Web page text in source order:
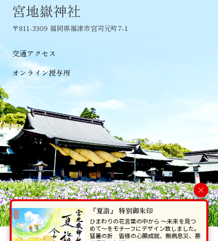
宮地嶽神社
〒811-3309 福岡県福津市宮司元町7-1
交通アクセス
オンライン授与所
当ホームページで掲載の写真・イラスト等を無断で転写･複製することを
×
『夏詣』 特別御朱印
ひまわりの花言葉の中から 〜未来を見つ
めて〜をモチーフにデザイン致しました。
猛暑の折 皆様の心願成就、無病息災、悪